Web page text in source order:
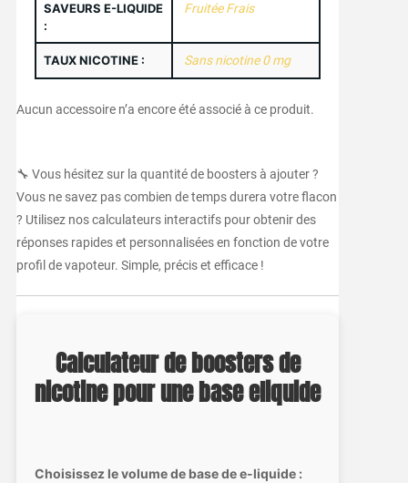
SAVEURS E-LIQUIDE
:
Fruitée Frais
TAUX NICOTINE : Sans nicotine 0 mg
Aucun accessoire n’a encore été associé à ce produit.
🔧 Vous hésitez sur la quantité de boosters à ajouter ?
Vous ne savez pas combien de temps durera votre flacon
? Utilisez nos calculateurs interactifs pour obtenir des
réponses rapides et personnalisées en fonction de votre
profil de vapoteur. Simple, précis et efficace !
Calculateur de boosters de
nicotine pour une base eliquide
Choisissez le volume de base de e-liquide :